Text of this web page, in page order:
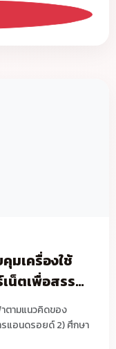
มเครื่องใช้
น็ตเพื่อสรรพ
รอยด์
ตามแนวคิดของ
แอนดรอยด์ 2) ศึกษา